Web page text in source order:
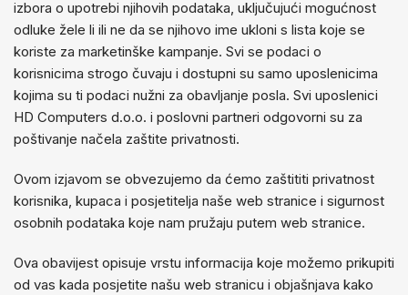
izbora o upotrebi njihovih podataka, uključujući mogućnost
odluke žele li ili ne da se njihovo ime ukloni s lista koje se
koriste za marketinške kampanje. Svi se podaci o
korisnicima strogo čuvaju i dostupni su samo uposlenicima
kojima su ti podaci nužni za obavljanje posla. Svi uposlenici
HD Computers d.o.o. i poslovni partneri odgovorni su za
poštivanje načela zaštite privatnosti.
Ovom izjavom se obvezujemo da ćemo zaštititi privatnost
korisnika, kupaca i posjetitelja naše web stranice i sigurnost
osobnih podataka koje nam pružaju putem web stranice.
Ova obavijest opisuje vrstu informacija koje možemo prikupiti
od vas kada posjetite našu web stranicu i objašnjava kako